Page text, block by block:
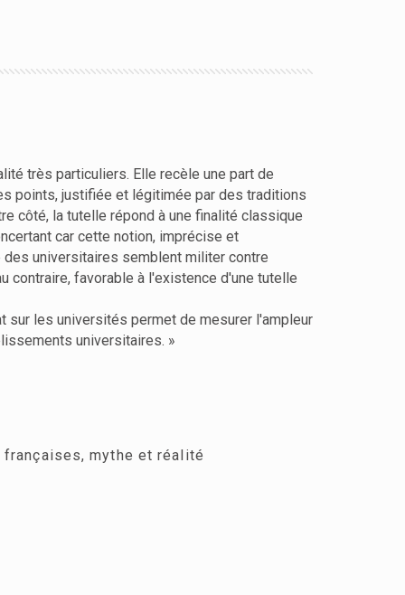
très particuliers. Elle recèle une part de
points, justifiée et légitimée par des traditions
côté, la tutelle répond à une finalité classique
car cette notion, imprécise et
universitaires semblent militer contre
contraire, favorable à l'existence d'une tutelle
sur les universités permet de mesurer l'ampleur
universitaires. »
mythe et réalité